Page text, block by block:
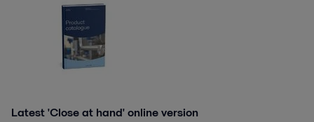
Latest 'Close at hand' online version